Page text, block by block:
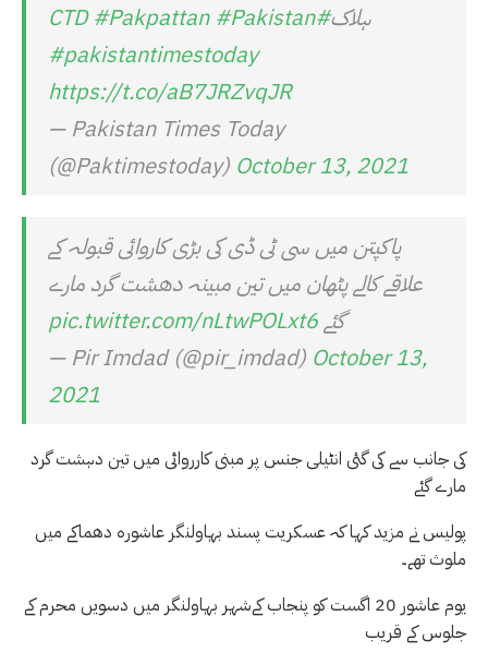
ہلاک#CTD
#Pakpattan #Pakistan
#pakistantimestoday
https://t.co/aB7JRZvqJR
— Pakistan Times Today
(@Paktimestoday) October 13, 2021
پاکپتن میں سی ٹی ڈی کی بڑی کاروائی قبولہ کے
علاقے کالے پٹھان میں تین مبینہ دھشت گرد مارے
گئےpic.twitter.com/nLtwPOLxt6
— Pir Imdad (@pir_imdad) October 13,
2021
کی جانب سے کی گئی انٹیلی جنس پر مبنی کارروائی میں تین دہشت گرد
مارے گئے
پولیس نے مزید کہا کہ عسکریت پسند بہاولنگر عاشورہ دھماکے میں
ملوث تھے۔
یوم عاشور 20 اگست کو پنجاب کےشہر بہاولنگر میں دسویں محرم کے
جلوس کے قریب